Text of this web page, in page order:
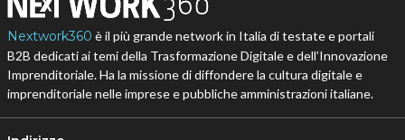
Nextwork360 è il più grande network in Italia di testate e portali
B2B dedicati ai temi della Trasformazione Digitale e dell’Innovazione
Imprenditoriale. Ha la missione di diffondere la cultura digitale e
imprenditoriale nelle imprese e pubbliche amministrazioni italiane.